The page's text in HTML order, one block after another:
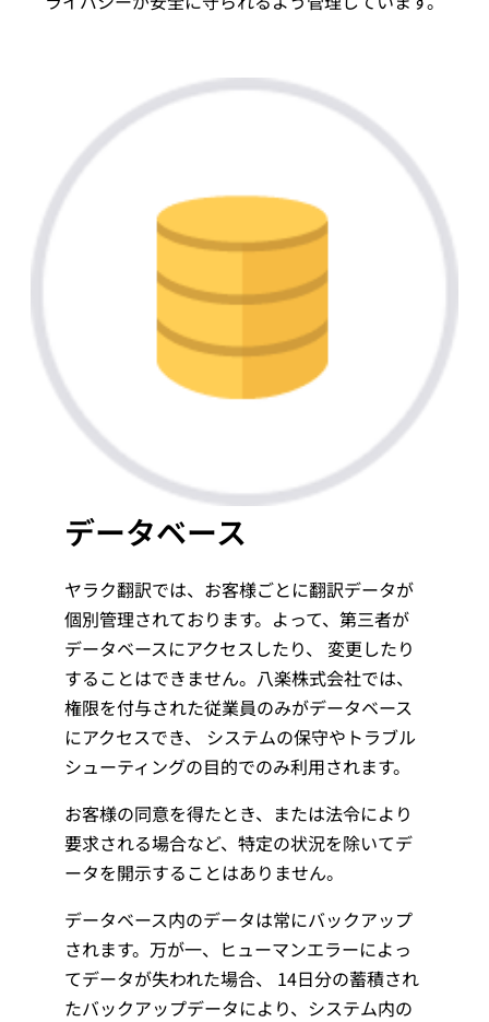
データベース
ヤラク翻訳では、お客様ごとに翻訳データが
個別管理されております。よって、第三者が
データベースにアクセスしたり、 変更したり
することはできません。八楽株式会社では、
権限を付与された従業員のみがデータベース
にアクセスでき、 システムの保守やトラブル
シューティングの目的でのみ利用されます。
お客様の同意を得たとき、または法令により
要求される場合など、特定の状況を除いてデ
ータを開示することはありません。
データベース内のデータは常にバックアップ
されます。万が一、ヒューマンエラーによっ
てデータが失われた場合、 14日分の蓄積され
たバックアップデータにより、システム内の